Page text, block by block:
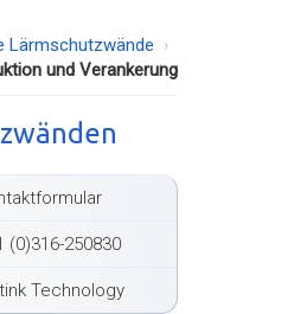
Lärmschutzwände
und Verankerung
(0)316-250830
Technology